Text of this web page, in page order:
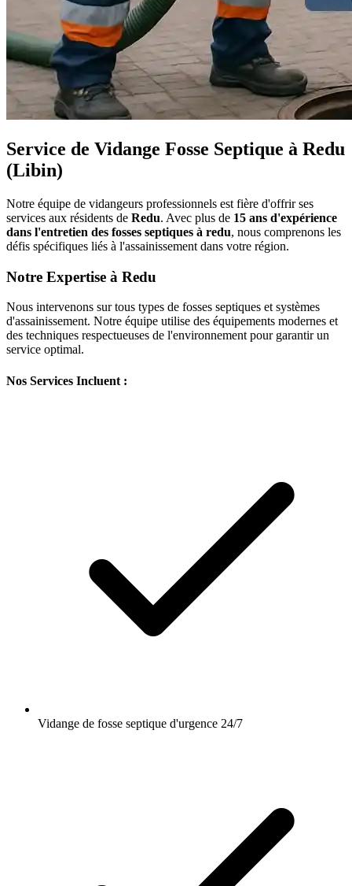
Service de Vidange Fosse Septique à Redu
(Libin)
Notre équipe de vidangeurs professionnels est fière d'offrir ses
services aux résidents de Redu. Avec plus de 15 ans d'expérience
dans l'entretien des fosses septiques à redu, nous comprenons les
défis spécifiques liés à l'assainissement dans votre région.
Notre Expertise à Redu
Nous intervenons sur tous types de fosses septiques et systèmes
d'assainissement. Notre équipe utilise des équipements modernes et
des techniques respectueuses de l'environnement pour garantir un
service optimal.
Nos Services Incluent :
Vidange de fosse septique d'urgence 24/7